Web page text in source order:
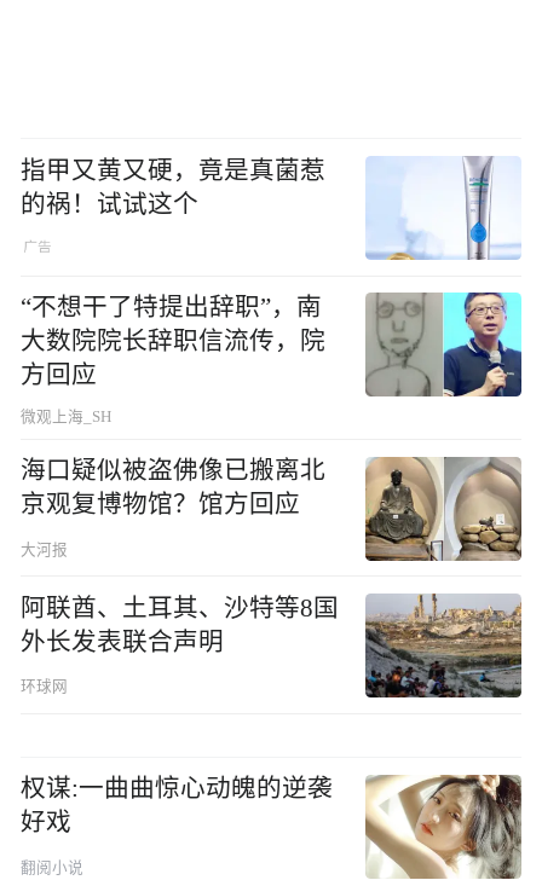
指甲又黄又硬，竟是真菌惹
的祸！试试这个
“不想干了特提出辞职”，南
大数院院长辞职信流传，院
方回应
微观上海_SH
海口疑似被盗佛像已搬离北
京观复博物馆？馆方回应
大河报
阿联酋、土耳其、沙特等8国
外长发表联合声明
环球网
权谋:一曲曲惊心动魄的逆袭
好戏
翻阅小说